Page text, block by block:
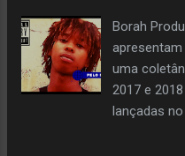
favorita:
Borah
apresentam
uma
2017 e
lançadas